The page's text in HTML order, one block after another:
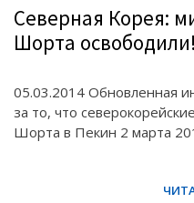
Северная Корея:
Шорта освободили!
05.03.2014 Обновленная
за то, что
Шорта в Пекин 2 марта